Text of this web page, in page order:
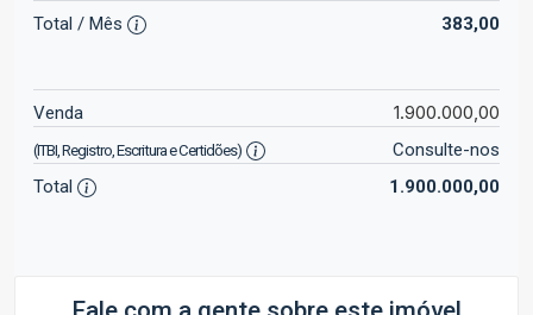
Total / Mês
383,00
Venda 1.900.000,00
(ITBI, Registro, Escritura e Certidões)
Consulte-nos
Total
1.900.000,00